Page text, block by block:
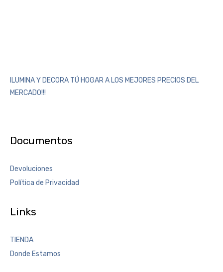
ILUMINA Y DECORA TÚ HOGAR A LOS MEJORES PRECIOS DEL
MERCADO!!!
Documentos
Devoluciones
Política de Privacidad
Links
TIENDA
Donde Estamos